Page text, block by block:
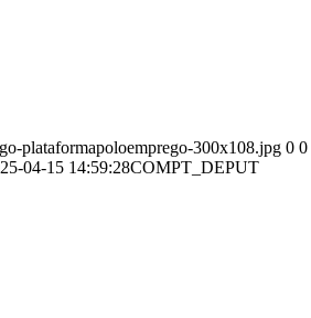
plataformapoloemprego-300x108.jpg 0 0
04-15 14:59:28COMPT_DEPUT